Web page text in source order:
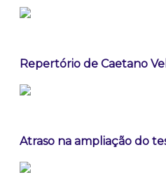
Repertório de Caetano
Atraso na ampliação do